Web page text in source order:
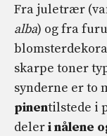
Fra juletrær
alba) og fra
skarpe toner
synderne er to
pinentilstede i
deleri nålene